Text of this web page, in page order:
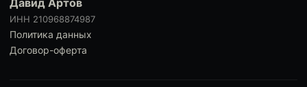
Давид Артов
ИНН 210968874987
Политика данных
Договор-оферта